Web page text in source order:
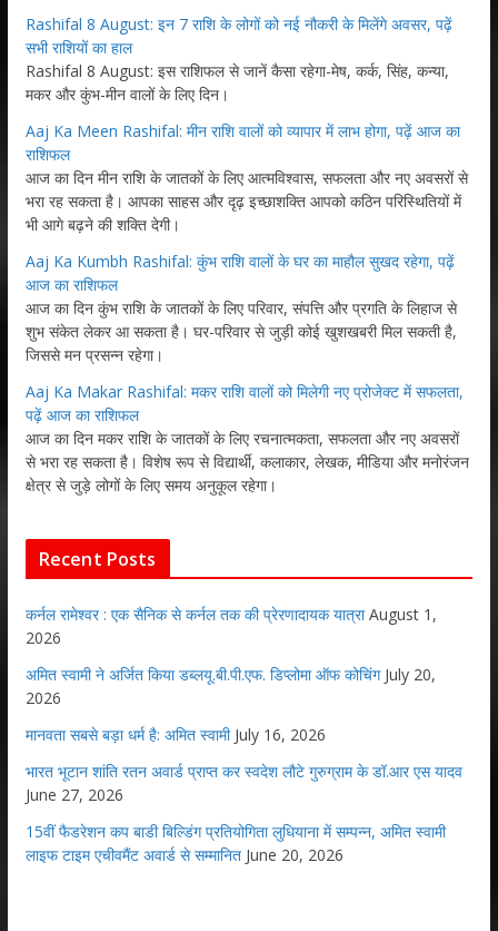
Rashifal 8 August: इन 7 राशि के लोगों को नई नौकरी के मिलेंगे अवसर, पढ़ें
सभी राशियों का हाल
Rashifal 8 August: इस राशिफल से जानें कैसा रहेगा-मेष, कर्क, सिंह, कन्या,
मकर और कुंभ-मीन वालों के लिए दिन।
Aaj Ka Meen Rashifal: मीन राशि वालों को व्यापार में लाभ होगा, पढ़ें आज का
राशिफल
आज का दिन मीन राशि के जातकों के लिए आत्मविश्वास, सफलता और नए अवसरों से
भरा रह सकता है। आपका साहस और दृढ़ इच्छाशक्ति आपको कठिन परिस्थितियों में
भी आगे बढ़ने की शक्ति देगी।
Aaj Ka Kumbh Rashifal: कुंभ राशि वालों के घर का माहौल सुखद रहेगा, पढ़ें
आज का राशिफल
आज का दिन कुंभ राशि के जातकों के लिए परिवार, संपत्ति और प्रगति के लिहाज से
शुभ संकेत लेकर आ सकता है। घर-परिवार से जुड़ी कोई खुशखबरी मिल सकती है,
जिससे मन प्रसन्न रहेगा।
Aaj Ka Makar Rashifal: मकर राशि वालों को मिलेगी नए प्रोजेक्ट में सफलता,
पढ़ें आज का राशिफल
आज का दिन मकर राशि के जातकों के लिए रचनात्मकता, सफलता और नए अवसरों
से भरा रह सकता है। विशेष रूप से विद्यार्थी, कलाकार, लेखक, मीडिया और मनोरंजन
क्षेत्र से जुड़े लोगों के लिए समय अनुकूल रहेगा।
Recent Posts
कर्नल रामेश्वर : एक सैनिक से कर्नल तक की प्रेरणादायक यात्रा August 1,
2026
अमित स्वामी ने अर्जित किया डब्लयू.बी.पी.एफ. डिप्लोमा ऑफ कोचिंग July 20,
2026
मानवता सबसे बड़ा धर्म है: अमित स्वामी July 16, 2026
भारत भूटान शांति रतन अवार्ड प्राप्त कर स्वदेश लौटे गुरुग्राम के डॉ.आर एस यादव
June 27, 2026
15वीं फैडरेशन कप बाडी बिल्डिंग प्रतियोगिता लुधियाना में सम्पन्न, अमित स्वामी
लाइफ टाइम एचीवमैंट अवार्ड से सम्मानित June 20, 2026